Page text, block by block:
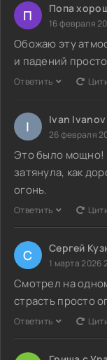
П Попа
16 февраля
Обожаю эту
и падений
Ответить
I Ivan Ivanov
26 февраля
Это было мощно!
затянула, как
огонь.
Ответить
С Сергей
1 марта 2026
Смотрел на
страсть просто
Ответить